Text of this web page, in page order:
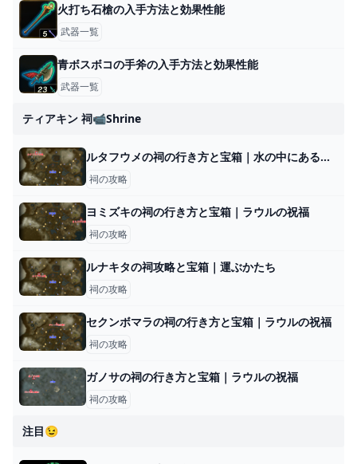
火打ち石槍の入手方法と効果性能
武器一覧
青ボスボコの手斧の入手方法と効果性能
武器一覧
ティアキン 祠📹shrine
ルタフウメの祠の行き方と宝箱｜水の中にある水晶の取り方
祠の攻略
ヨミズキの祠の行き方と宝箱｜ラウルの祝福
祠の攻略
ルナキタの祠攻略と宝箱｜運ぶかたち
祠の攻略
セクンボマラの祠の行き方と宝箱｜ラウルの祝福
祠の攻略
ガノサの祠の行き方と宝箱｜ラウルの祝福
祠の攻略
注目😉